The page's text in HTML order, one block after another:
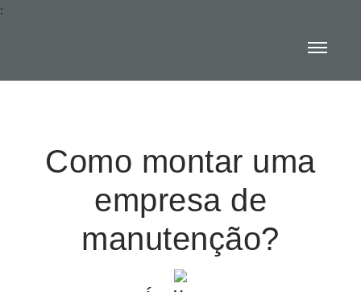
:
Como montar uma
empresa de
manutenção?